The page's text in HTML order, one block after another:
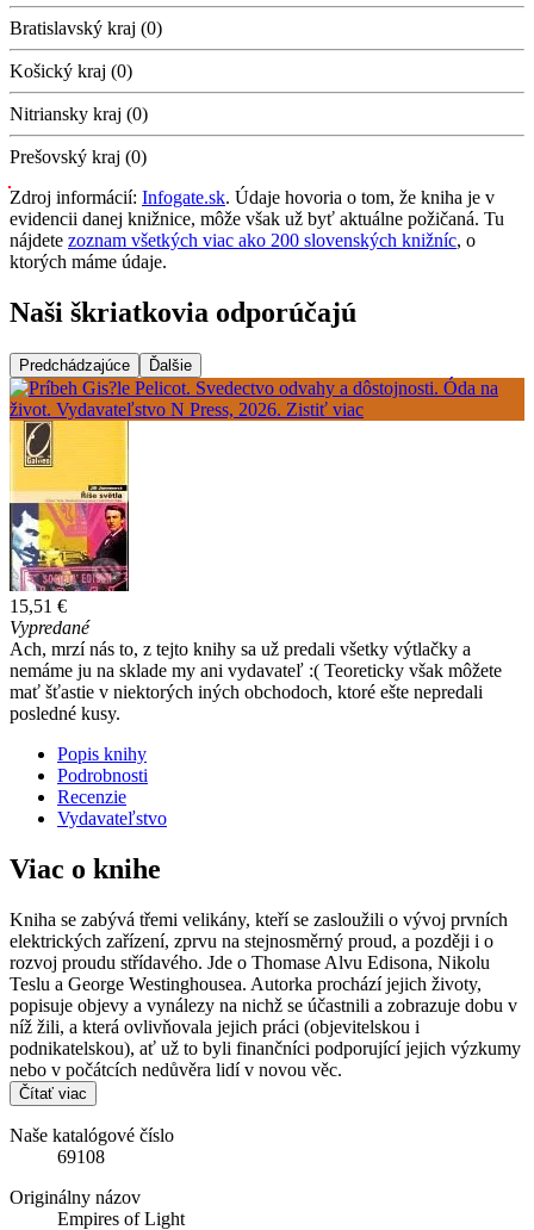
Bratislavský kraj (0)
Košický kraj (0)
Nitriansky kraj (0)
Prešovský kraj (0)
Zdroj informácií: Infogate.sk. Údaje hovoria o tom, že kniha je v
evidencii danej knižnice, môže však už byť aktuálne požičaná. Tu
nájdete zoznam všetkých viac ako 200 slovenských knižníc, o
ktorých máme údaje.
Naši škriatkovia odporúčajú
Predchádzajúce Ďalšie
15,51 €
Vypredané
Ach, mrzí nás to, z tejto knihy sa už predali všetky výtlačky a
nemáme ju na sklade my ani vydavateľ :( Teoreticky však môžete
mať šťastie v niektorých iných obchodoch, ktoré ešte nepredali
posledné kusy.
Popis knihy
Podrobnosti
Recenzie
Vydavateľstvo
Viac o knihe
Kniha se zabývá třemi velikány, kteří se zasloužili o vývoj prvních
elektrických zařízení, zprvu na stejnosměrný proud, a později i o
rozvoj proudu střídavého. Jde o Thomase Alvu Edisona, Nikolu
Teslu a George Westinghousea. Autorka prochází jejich životy,
popisuje objevy a vynálezy na nichž se účastnili a zobrazuje dobu v
níž žili, a která ovlivňovala jejich práci (objevitelskou i
podnikatelskou), ať už to byli finančníci podporující jejich výzkumy
nebo v počátcích nedůvěra lidí v novou věc.
Čítať viac
Naše katalógové číslo
69108
Originálny názov
Empires of Light